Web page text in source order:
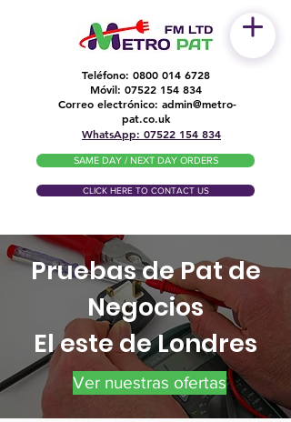
Teléfono: 0800 014 6728
Móvil: 07522 154 834
Correo electrónico: admin@metro-
pat.co.uk
WhatsApp: 07522 154 834
SAME DAY / NEXT DAY ORDERS
CLICK HERE TO CONTACT US
Pruebas de Pat de
Negocios
El este de Londres
Ver nuestras ofertas